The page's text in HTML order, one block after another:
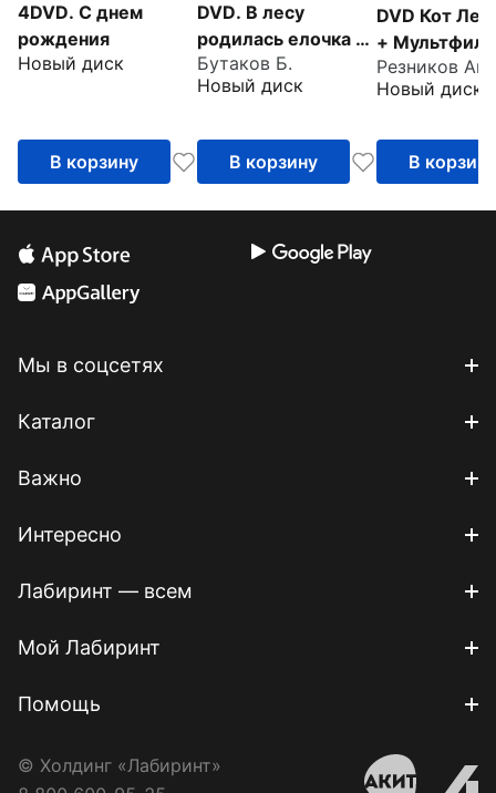
4DVD. С днем
рождения
Новый диск
В корзину
DVD. В лесу
родилась елочка +
Мультфильм в
подарок
Бутаков Б.
Новый диск
В корзину
DVD Кот
+
подарок
Новый диск
В корзину
Мы в соцсетях
Каталог
Важно
Интересно
Лабиринт — всем
Мой Лабиринт
Помощь
© Холдинг «Лабиринт»